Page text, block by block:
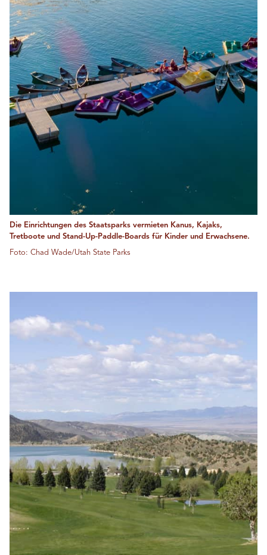
Die Einrichtungen des Staatsparks vermieten Kanus, Kajaks,
Tretboote und Stand-Up-Paddle-Boards für Kinder und Erwachsene.
Foto: Chad Wade/Utah State Parks